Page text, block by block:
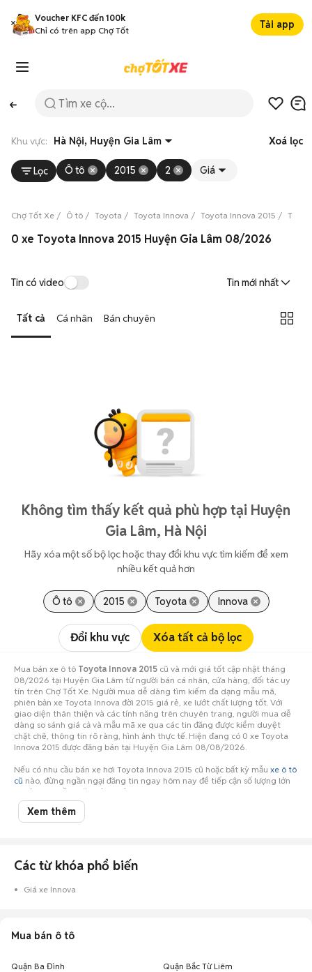
Voucher KFC đến 100k
Chỉ có trên app Chợ Tốt
Tải app
Khu vực: Hà Nội, Huyện Gia Lâm Xoá lọc
Lọc Ô tô 2015 2 Giá
Chợ Tốt Xe Ô tô Toyota Toyota Innova Toyota Innova 2015
0 xe Toyota Innova 2015 Huyện Gia Lâm 08/2026
Tin có video Tin mới nhất
Tất cả Cá nhân Bán chuyên
Không tìm thấy kết quả phù hợp tại Huyện
Gia Lâm, Hà Nội
Hãy xóa một số bộ lọc hoặc thay đổi khu vực tìm kiếm để xem
nhiều kết quả hơn
Ô tô 2015 Toyota Innova
Đổi khu vực Xóa tất cả bộ lọc
Mua bán xe ô tô Toyota Innova 2015 cũ và mới giá tốt cập nhật tháng
08/2026 tại Huyện Gia Lâm từ người bán cá nhân, cửa hàng, đối tác uy
tín trên Chợ Tốt Xe. Người mua dễ dàng tìm kiếm đa dạng mẫu mã,
phiên bản xe Toyota Innova đời 2015 giá rẻ, xe lướt chất lượng tốt. Với
giao diện thân thiện và các tính năng trên chuyên trang, người mua dễ
dàng so sánh giá cả và mẫu mã xe qua các tin đăng được kiểm duyệt
chặt chẽ, thông tin rõ ràng, hình ảnh thực tế. Hiện đang có 0 xe Toyota
Innova 2015 được đăng bán tại Huyện Gia Lâm 08/08/2026.
Nếu có nhu cầu bán xe hơi Toyota Innova 2015 cũ hoặc bất kỳ mẫu xe ô tô
cũ nào, đừng ngần ngại đăng tin ngay hôm nay để tiếp cận số lượng lớn
người mua tiềm năng ở Huyện Gia Lâm!
Xem thêm
Các từ khóa phổ biến
Giá xe Innova
Mua bán ô tô
Quận Ba Đình Quận Bắc Từ Liêm